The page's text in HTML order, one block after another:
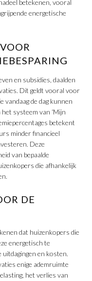
betekenen, vooral
energetische
en subsidies, daalden
Dit geldt vooral voor
vandaag de dag kunnen
systeem van ‘Mijn
betekent
minder financieel
Deze
van bepaalde
die afhankelijk
DE
dat huizenkopers die
energetisch te
en kosten.
enige ademruimte
het verlies van